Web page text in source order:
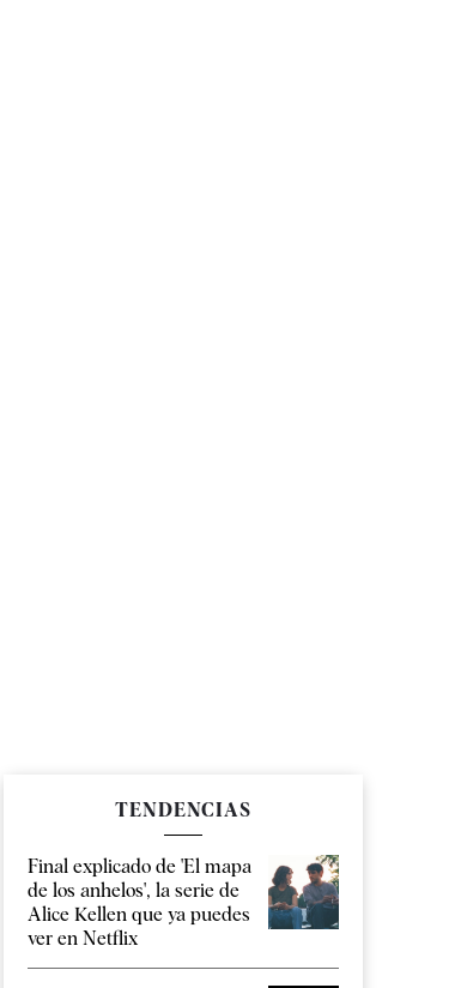
TENDENCIAS
Final explicado de 'El mapa
de los anhelos', la serie de
Alice Kellen que ya puedes
ver en Netflix